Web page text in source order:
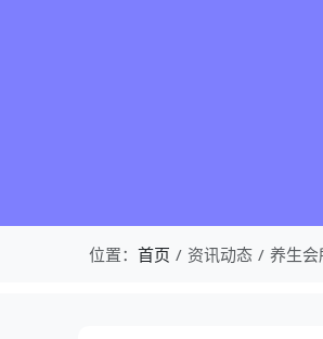
位置： 首页 资讯动态 养生